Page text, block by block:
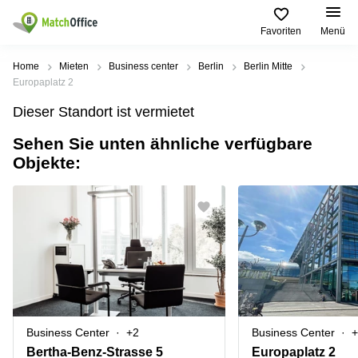
Favoriten Menü
Mieten / Vermieten
Produktseiten
Büro
mieten
Coworking
Seminarraum
Virtuelles
Büro
Beliebte
Städte
Büro
mieten
Hamburg
Geschäftsadresse
mieten
Düsseldorf
Geschäftsadresse
Stuttgart
Büro
Beliebte
Suchanfragen
Regus
Dortmund
Dortmund
Office Club
Ballindamm
Rahel-
Hirsch-
Straße
Hilfe
Über uns
Büro vermieten
Log-in
Home Mieten Business center Berlin
Berlin Mitte
Europaplatz 2
Dieser Standort ist vermietet
Sehen Sie unten ähnliche verfügbare
Objekte:
Business Center +2
Bertha-Benz-Strasse 5
Business Center
Europaplatz 2